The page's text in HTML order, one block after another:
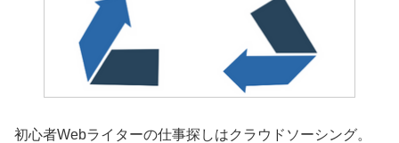
初心者Webライターの仕事探しはクラウドソーシング。